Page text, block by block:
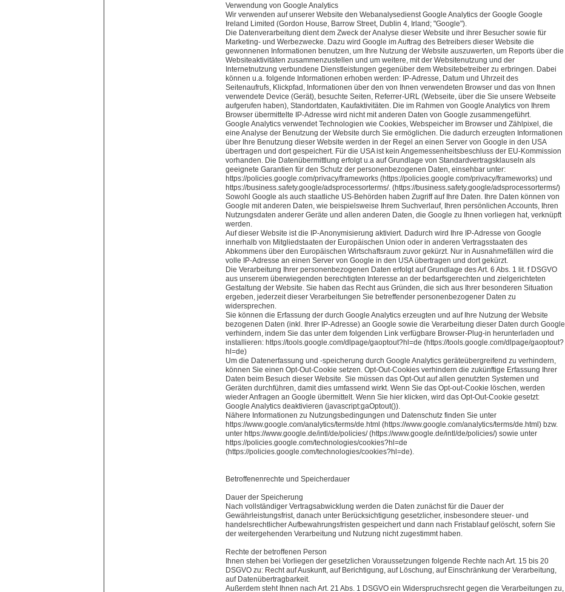
Verwendung von Google Analytics
Wir verwenden auf unserer Website den Webanalysedienst Google Analytics der Google Google
Ireland Limited (Gordon House, Barrow Street, Dublin 4, Irland; "Google").
Die Datenverarbeitung dient dem Zweck der Analyse dieser Website und ihrer Besucher sowie für
Marketing- und Werbezwecke. Dazu wird Google im Auftrag des Betreibers dieser Website die
gewonnenen Informationen benutzen, um Ihre Nutzung der Website auszuwerten, um Reports über die
Websiteaktivitäten zusammenzustellen und um weitere, mit der Websitenutzung und der
Internetnutzung verbundene Dienstleistungen gegenüber dem Websitebetreiber zu erbringen. Dabei
können u.a. folgende Informationen erhoben werden: IP-Adresse, Datum und Uhrzeit des
Seitenaufrufs, Klickpfad, Informationen über den von Ihnen verwendeten Browser und das von Ihnen
verwendete Device (Gerät), besuchte Seiten, Referrer-URL (Webseite, über die Sie unsere Webseite
aufgerufen haben), Standortdaten, Kaufaktivitäten. Die im Rahmen von Google Analytics von Ihrem
Browser übermittelte IP-Adresse wird nicht mit anderen Daten von Google zusammengeführt.
Google Analytics verwendet Technologien wie Cookies, Webspeicher im Browser und Zählpixel, die
eine Analyse der Benutzung der Website durch Sie ermöglichen. Die dadurch erzeugten Informationen
über Ihre Benutzung dieser Website werden in der Regel an einen Server von Google in den USA
übertragen und dort gespeichert. Für die USA ist kein Angemessenheitsbeschluss der EU-Kommission
vorhanden. Die Datenübermittlung erfolgt u.a auf Grundlage von Standardvertragsklauseln als
geeignete Garantien für den Schutz der personenbezogenen Daten, einsehbar unter:
https://policies.google.com/privacy/frameworks (https://policies.google.com/privacy/frameworks) und
https://business.safety.google/adsprocessorterms/. (https://business.safety.google/adsprocessorterms/)
Sowohl Google als auch staatliche US-Behörden haben Zugriff auf Ihre Daten. Ihre Daten können von
Google mit anderen Daten, wie beispielsweise Ihrem Suchverlauf, Ihren persönlichen Accounts, Ihren
Nutzungsdaten anderer Geräte und allen anderen Daten, die Google zu Ihnen vorliegen hat, verknüpft
werden.
Auf dieser Website ist die IP-Anonymisierung aktiviert. Dadurch wird Ihre IP-Adresse von Google
innerhalb von Mitgliedstaaten der Europäischen Union oder in anderen Vertragsstaaten des
Abkommens über den Europäischen Wirtschaftsraum zuvor gekürzt. Nur in Ausnahmefällen wird die
volle IP-Adresse an einen Server von Google in den USA übertragen und dort gekürzt.
Die Verarbeitung Ihrer personenbezogenen Daten erfolgt auf Grundlage des Art. 6 Abs. 1 lit. f DSGVO
aus unserem überwiegenden berechtigten Interesse an der bedarfsgerechten und zielgerichteten
Gestaltung der Website. Sie haben das Recht aus Gründen, die sich aus Ihrer besonderen Situation
ergeben, jederzeit dieser Verarbeitungen Sie betreffender personenbezogener Daten zu
widersprechen.
Sie können die Erfassung der durch Google Analytics erzeugten und auf Ihre Nutzung der Website
bezogenen Daten (inkl. Ihrer IP-Adresse) an Google sowie die Verarbeitung dieser Daten durch Google
verhindern, indem Sie das unter dem folgenden Link verfügbare Browser-Plug-in herunterladen und
installieren: https://tools.google.com/dlpage/gaoptout?hl=de (https://tools.google.com/dlpage/gaoptout?
hl=de)
Um die Datenerfassung und -speicherung durch Google Analytics geräteübergreifend zu verhindern,
können Sie einen Opt-Out-Cookie setzen. Opt-Out-Cookies verhindern die zukünftige Erfassung Ihrer
Daten beim Besuch dieser Website. Sie müssen das Opt-Out auf allen genutzten Systemen und
Geräten durchführen, damit dies umfassend wirkt. Wenn Sie das Opt-out-Cookie löschen, werden
wieder Anfragen an Google übermittelt. Wenn Sie hier klicken, wird das Opt-Out-Cookie gesetzt:
Google Analytics deaktivieren (javascript:gaOptout()).
Nähere Informationen zu Nutzungsbedingungen und Datenschutz finden Sie unter
https://www.google.com/analytics/terms/de.html (https://www.google.com/analytics/terms/de.html) bzw.
unter https://www.google.de/intl/de/policies/ (https://www.google.de/intl/de/policies/) sowie unter
https://policies.google.com/technologies/cookies?hl=de
(https://policies.google.com/technologies/cookies?hl=de).
Betroffenenrechte und Speicherdauer
Dauer der Speicherung
Nach vollständiger Vertragsabwicklung werden die Daten zunächst für die Dauer der
Gewährleistungsfrist, danach unter Berücksichtigung gesetzlicher, insbesondere steuer- und
handelsrechtlicher Aufbewahrungsfristen gespeichert und dann nach Fristablauf gelöscht, sofern Sie
der weitergehenden Verarbeitung und Nutzung nicht zugestimmt haben.
Rechte der betroffenen Person
Ihnen stehen bei Vorliegen der gesetzlichen Voraussetzungen folgende Rechte nach Art. 15 bis 20
DSGVO zu: Recht auf Auskunft, auf Berichtigung, auf Löschung, auf Einschränkung der Verarbeitung,
auf Datenübertragbarkeit.
Außerdem steht Ihnen nach Art. 21 Abs. 1 DSGVO ein Widerspruchsrecht gegen die Verarbeitungen zu,